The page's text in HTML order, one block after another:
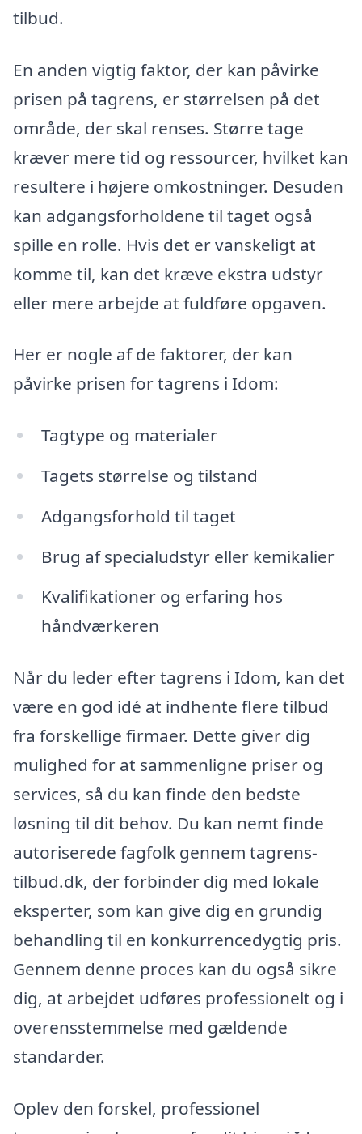
tilbud.
En anden vigtig faktor, der kan påvirke
prisen på tagrens, er størrelsen på det
område, der skal renses. Større tage
kræver mere tid og ressourcer, hvilket kan
resultere i højere omkostninger. Desuden
kan adgangsforholdene til taget også
spille en rolle. Hvis det er vanskeligt at
komme til, kan det kræve ekstra udstyr
eller mere arbejde at fuldføre opgaven.
Her er nogle af de faktorer, der kan
påvirke prisen for tagrens i Idom:
Tagtype og materialer
Tagets størrelse og tilstand
Adgangsforhold til taget
Brug af specialudstyr eller kemikalier
Kvalifikationer og erfaring hos
håndværkeren
Når du leder efter tagrens i Idom, kan det
være en god idé at indhente flere tilbud
fra forskellige firmaer. Dette giver dig
mulighed for at sammenligne priser og
services, så du kan finde den bedste
løsning til dit behov. Du kan nemt finde
autoriserede fagfolk gennem tagrens-
tilbud.dk, der forbinder dig med lokale
eksperter, som kan give dig en grundig
behandling til en konkurrencedygtig pris.
Gennem denne proces kan du også sikre
dig, at arbejdet udføres professionelt og i
overensstemmelse med gældende
standarder.
Oplev den forskel, professionel